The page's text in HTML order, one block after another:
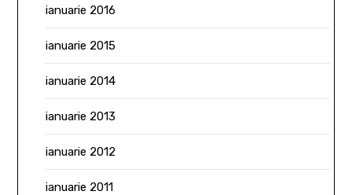
ianuarie 2016
ianuarie 2015
ianuarie 2014
ianuarie 2013
ianuarie 2012
ianuarie 2011